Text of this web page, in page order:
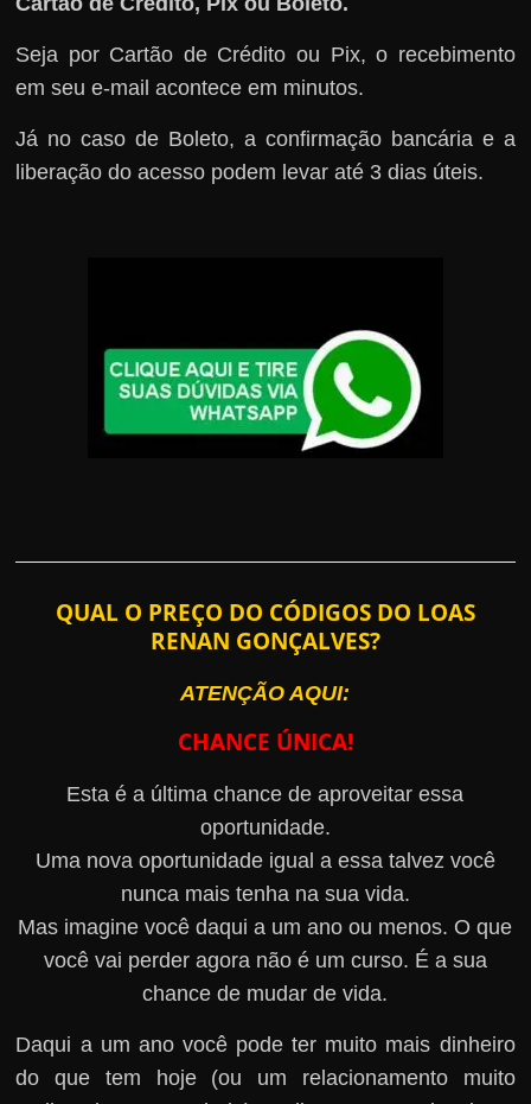
Seja por Cartão de Crédito ou Pix, o recebimento
em seu e-mail acontece em minutos.
Já no caso de Boleto, a confirmação bancária e a
liberação do acesso podem levar até 3 dias úteis.
QUAL O PREÇO DO CÓDIGOS DO LOAS
RENAN GONÇALVES?
ATENÇÃO AQUI:
CHANCE ÚNICA!
Esta é a última chance de aproveitar essa
oportunidade.
Uma nova oportunidade igual a essa talvez você
nunca mais tenha na sua vida.
Mas imagine você daqui a um ano ou menos. O que
você vai perder agora não é um curso. É a sua
chance de mudar de vida.
Daqui a um ano você pode ter muito mais dinheiro
do que tem hoje (ou um relacionamento muito